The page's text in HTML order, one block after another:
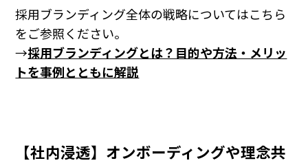
採用ブランディング全体の戦略についてはこちら
をご参照ください。
→採用ブランディングとは？目的や方法・メリッ
トを事例とともに解説
【社内浸透】オンボーディングや理念共